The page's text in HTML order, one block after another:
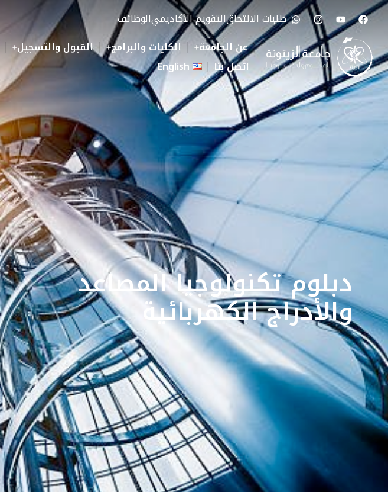
طلبات الالتحاقالتقويم الأكاديميالوظائف
عن الجامعة
الكليات والبرامج القبول والتسجيل
اتصل بنا
English
دبلوم تكنولوجيا المصاعد
والأدراج الكهربائية